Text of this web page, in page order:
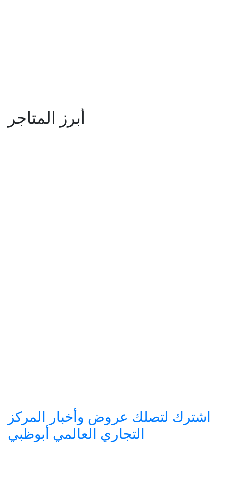
أبرز المتاجر
اشترك لتصلك عروض وأخبار المركز
التجاري العالمي أبوظبي